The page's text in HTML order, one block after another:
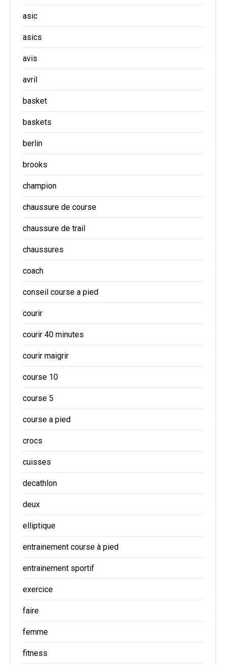
asic
asics
avis
avril
basket
baskets
berlin
brooks
champion
chaussure de course
chaussure de trail
chaussures
coach
conseil course a pied
courir
courir 40 minutes
courir maigrir
course 10
course 5
course a pied
crocs
cuisses
decathlon
deux
elliptique
entrainement course à pied
entrainement sportif
exercice
faire
femme
fitness